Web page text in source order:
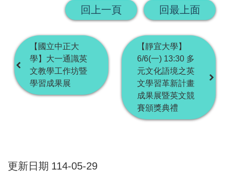
回上一頁 回最上面
【國立中正大
學】大一通識英
文教學工作坊暨
學習成果展
【靜宜大學】
6/6(一) 13:30 多
元文化語境之英
文學習革新計畫
成果展暨英文競
賽頒獎典禮
更新日期 114-05-29